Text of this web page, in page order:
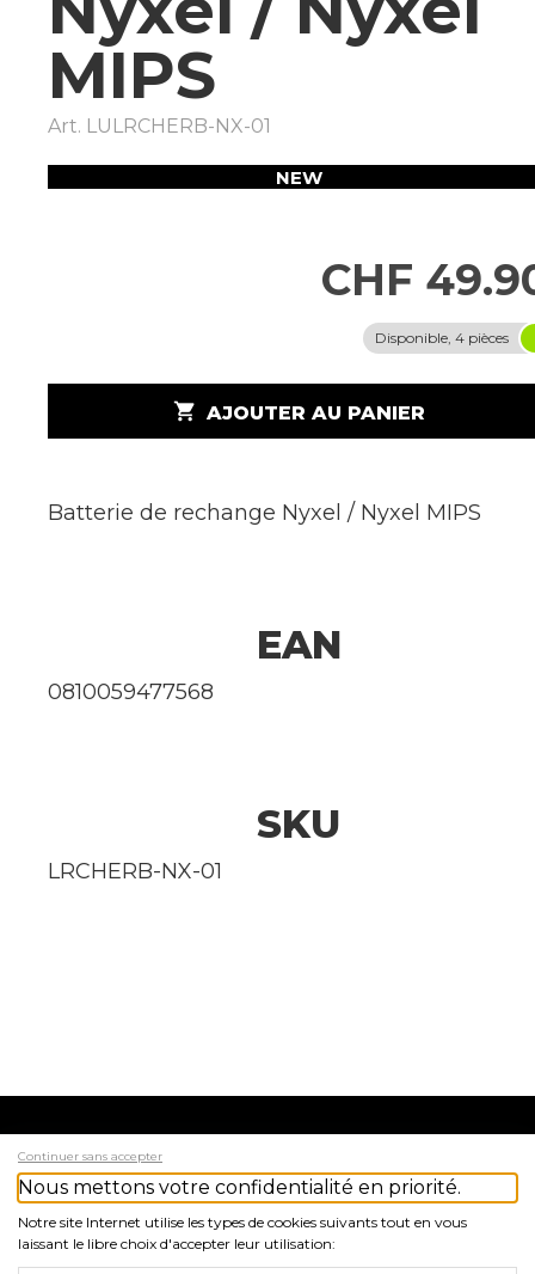
MIPS
Art. LULRCHERB-NX-01
NEW
CHF
Disponible, 4 pièces
shopping_cart AJOUTER AU PANIER
Batterie de rechange Nyxel / Nyxel MIPS
EAN
0810059477568
SKU
LRCHERB-NX-01
FacebookInstagramYouTube
Continuer sans accepter
Nous mettons votre confidentialité en priorité.
Notre site Internet utilise les types de cookies suivants tout en vous
laissant le libre choix d'accepter leur utilisation: